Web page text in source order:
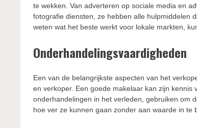
te wekken. Van adverteren op sociale media en
fotografie diensten, ze hebben alle hulpmiddelen
weten wat het beste werkt voor lokale markten,
Onderhandelingsvaardigheden
Een van de belangrijkste aspecten van het
en verkoper. Een goede makelaar kan zijn
onderhandelingen in het verleden, gebruiken om
hoe ver ze kunnen gaan zonder aan waarde in te